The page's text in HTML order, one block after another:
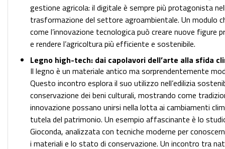
gestione agricola: il digitale è sempre più protagonista
trasformazione del settore agroambientale. Un modulo
come l’innovazione tecnologica può creare nuove figure
e rendere l’agricoltura più efficiente e sostenibile.
Legno high-tech: dai capolavori dell’arte alla sfida
Il legno è un materiale antico ma sorprendentemente
Questo incontro esplora il suo utilizzo nell’edilizia
conservazione dei beni culturali, mostrando come
innovazione possano unirsi nella lotta ai cambiamenti
tutela del patrimonio. Un esempio affascinante è lo
Gioconda, analizzata con tecniche moderne per
i materiali e lo stato di conservazione. Un incontro tra